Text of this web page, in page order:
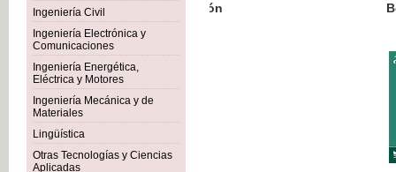
Ingeniería Civil
Ingeniería Electrónica y
Comunicaciones
Ingeniería Energética,
Eléctrica y Motores
Ingeniería Mecánica y de
Materiales
Lingüística
Otras Tecnologías y Ciencias
Aplicadas
Botánica Agroalimentaria